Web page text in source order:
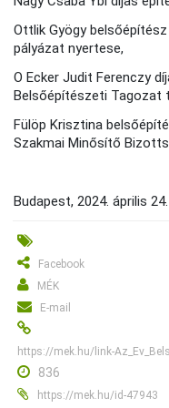
Ottlik Gyögy
pályázat nyertese,
O Ecker Judit Ferenczy
Belsőépítészeti Tagozat
Fülöp Krisztina
Szakmai Minősítő
Budapest, 2024. április 24.
Facebook
MÉK
E-mail
https://mek.hu/link-
836
https://mek.hu/id-47943